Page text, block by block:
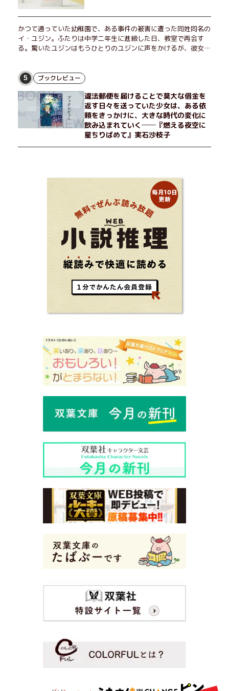
かつて通っていた幼稚園で、ある事件の被害に遭った同姓同名の
イ・ユジン。ふたりは中学二年生に進級した日、教室で再会す
る。驚いたユジンはもうひとりのユジンに声をかけるが、彼女は
トセラー小説の邦訳版。
5 ブックレビュー
違法郵便を届けることで莫大な借金を
返す日々を送っていた少女は、ある依
頼をきっかけに、大きな時代の変化に
飲み込まれていく──『燃える夜空に
星ちりばめて』実石沙枝子